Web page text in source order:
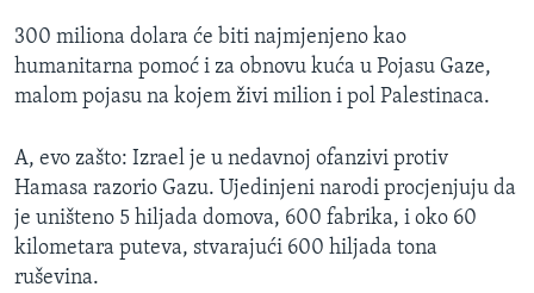
300 miliona dolara će biti najmjenjeno kao
humanitarna pomoć i za obnovu kuća u Pojasu Gaze,
malom pojasu na kojem živi milion i pol Palestinaca.
A, evo zašto: Izrael je u nedavnoj ofanzivi protiv
Hamasa razorio Gazu. Ujedinjeni narodi procjenjuju da
je uništeno 5 hiljada domova, 600 fabrika, i oko 60
kilometara puteva, stvarajući 600 hiljada tona
ruševina.